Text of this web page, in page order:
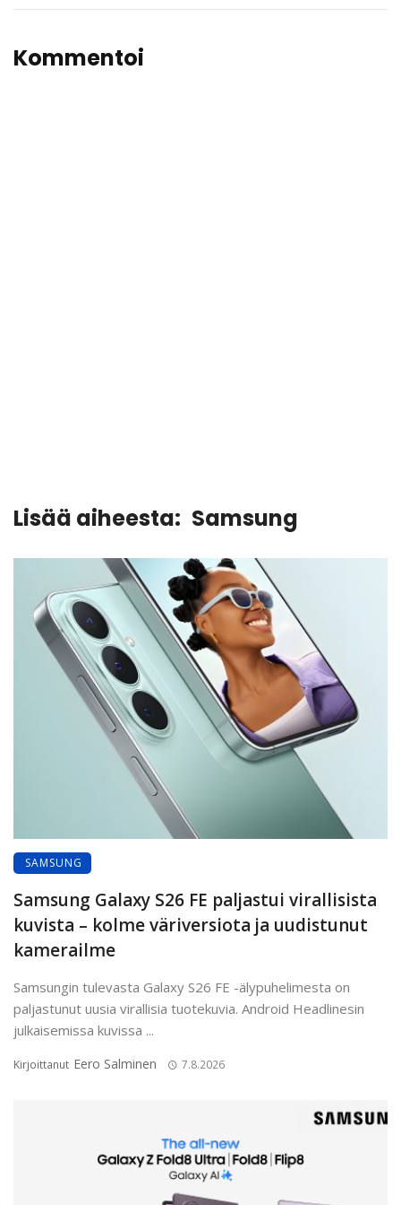
Kommentoi
Lisää aiheesta: Samsung
SAMSUNG
Samsung Galaxy S26 FE paljastui virallisista
kuvista – kolme väriversiota ja uudistunut
kamerailme
Samsungin tulevasta Galaxy S26 FE -älypuhelimesta on
paljastunut uusia virallisia tuotekuvia. Android Headlinesin
julkaisemissa kuvissa ...
Kirjoittanut Eero Salminen 7.8.2026